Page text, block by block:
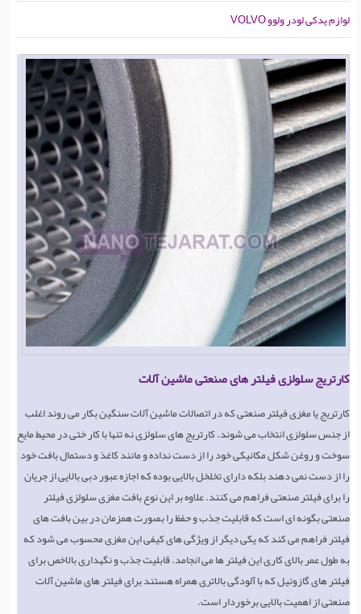
لوازم یدکی لودر ولوو VOLVO
کارتریج سلولزی فیلتر های صنعتی ماشین آلات
کارتریج یا مغزی فیلتر صنعتی که در اتصالات ماشین آلات سنگین بکار می روند اغلب
از جنس سلولزی انتخاب می شوند. کارتریج های سلولزی نه تنها با کار ختی در محیط مایع
سوخت و روغن شکل مکانیکی خود را از دست نداده و مانند کاغذ و دستمال بافت خود
را از دست نمی دهند بلکه دارای تخلخل بالایی بوده که اجازه عبور دبی بالایی از جریان
را برای فیلتر صنعتی فراهم می کنند. علاوه بر این نوع بافت مغزی سلولزی فیلتر
صنعتی بگونه ای است که قابلیت جذب و حفظ را بصورت همزمان در بین بافت های
فیلتر فراهم می کند که یکی دیگر از ویژگی های کیفی این مغزی محسوب می شود که
به طول عمر بالای کاری این فیلتر ها می انجامد. قابلیت جذب و نگهداری بالاخص برای
فیلتر های گازوئیل که با آلودگی بالاتری همراه هستند برای فیلتر های ماشین آلات
صنعتی از اهمیت بالایی برخوردار است.